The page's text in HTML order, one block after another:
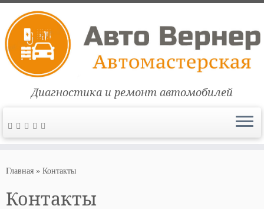
Диагностика и ремонт автомобилей
Главная » Контакты
Контакты